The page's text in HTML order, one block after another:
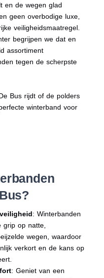
en de wegen glad
geen overbodige luxe,
veiligheidsmaatregel.
begrijpen we dat en
assortiment
tegen de scherpste
Bus rijdt of de polders
winterband voor
: Winterbanden
grip op natte,
wegen, waardoor
verkort en de kans op
: Geniet van een